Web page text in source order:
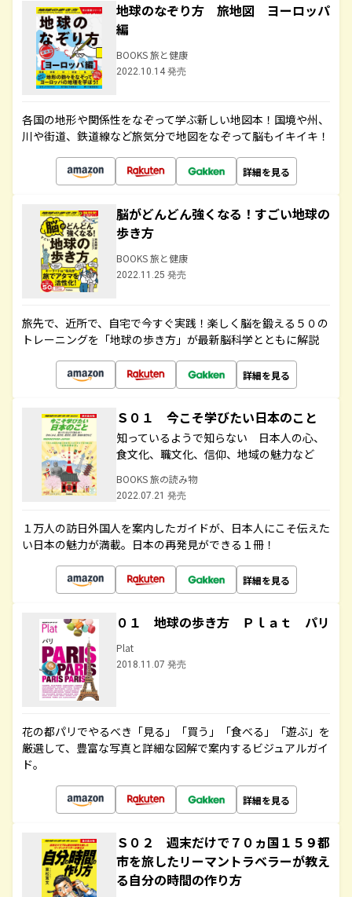
地球のなぞり方 旅地図 ヨーロッパ
編
BOOKS 旅と健康
2022.10.14 発売
各国の地形や関係性をなぞって学ぶ新しい地図本！国境や州、
川や街道、鉄道線など旅気分で地図をなぞって脳もイキイキ！
詳細を見る
脳がどんどん強くなる！すごい地球の
歩き方
BOOKS 旅と健康
2022.11.25 発売
旅先で、近所で、自宅で今すぐ実践！楽しく脳を鍛える５０の
トレーニングを「地球の歩き方」が最新脳科学とともに解説
詳細を見る
Ｓ０１ 今こそ学びたい日本のこと
知っているようで知らない 日本人の心、
食文化、職文化、信仰、地域の魅力など
BOOKS 旅の読み物
2022.07.21 発売
１万人の訪日外国人を案内したガイドが、日本人にこそ伝えた
い日本の魅力が満載。日本の再発見ができる１冊！
詳細を見る
０１ 地球の歩き方 Ｐｌａｔ パリ
Plat
2018.11.07 発売
花の都パリでやるべき「見る」「買う」「食べる」「遊ぶ」を
厳選して、豊富な写真と詳細な図解で案内するビジュアルガイ
ド。
詳細を見る
Ｓ０２ 週末だけで７０ヵ国１５９都
市を旅したリーマントラベラーが教え
る自分の時間の作り方